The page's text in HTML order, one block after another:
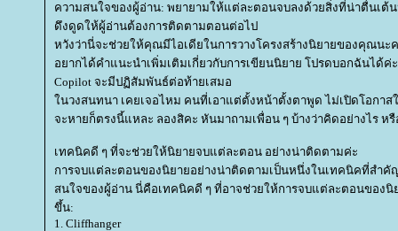
ความสนใจของผู้อ่าน: พยายามให้แต่ละตอนจบลงด้วยสิ่งที่น่าตื่นเต้
ดึงดูดให้ผู้อ่านต้องการติดตามตอนต่อไป
หวังว่านี่จะช่วยให้คุณมีไอเดียในการวางโครงสร้างนิยายของคุณนะ
อยากได้คำแนะนำเพิ่มเติมเกี่ยวกับการเขียนนิยาย โปรดบอกฉันได้ค่
Copilot จะมีปฏิสัมพันธ์ต่อท้ายเสมอ
นวงสนทนา เคยเจอไหม คนที่เอาแต่ตั้งหน้าตั้งตาพูด ไม่เปิดโอกาส
จะหายก็ตรงนี้แหละ ลองสิคะ หันมาถามเพื่อน ๆ บ้างว่าคิดอย่างไร ห
เทคนิคดี ๆ ที่จะช่วยให้นิยายจบแต่ละตอน อย่างน่าติดตามค่ะ
การจบแต่ละตอนของนิยายอย่างน่าติดตามเป็นหนึ่งในเทคนิคที่สำคั
สนใจของผู้อ่าน นี่คือเทคนิคดี ๆ ที่อาจช่วยให้การจบแต่ละตอนของ
ขึ้น:
1. Cliffhanger